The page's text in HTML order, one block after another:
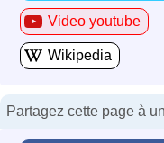
Video youtube
Wikipedia
Partagez cette page à